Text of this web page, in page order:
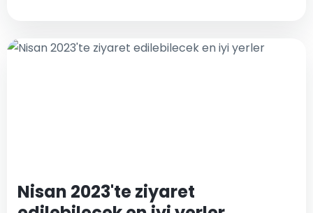
Nisan 2023'te ziyaret